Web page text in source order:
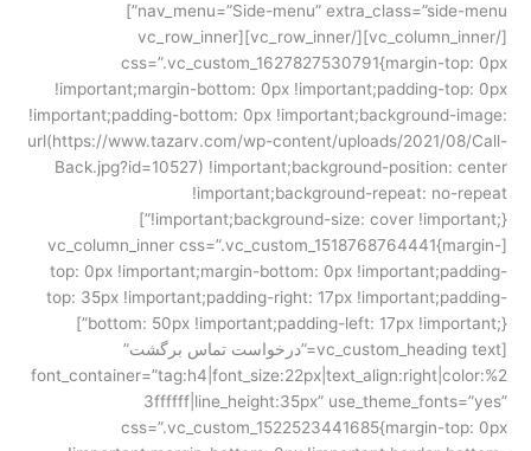
nav_menu=”Side-menu” extra_class=”side-menu”]
[/vc_column_inner][/vc_row_inner][vc_row_inner
css=”.vc_custom_1627827530791{margin-top: 0px
!important;margin-bottom: 0px !important;padding-top: 0px
!important;padding-bottom: 0px !important;background-image:
url(https://www.tazarv.com/wp-content/uploads/2021/08/Call-
Back.jpg?id=10527) !important;background-position: center
!important;background-repeat: no-repeat
!important;background-size: cover !important;}”]
[vc_column_inner css=”.vc_custom_1518768764441{margin-
top: 0px !important;margin-bottom: 0px !important;padding-
top: 35px !important;padding-right: 17px !important;padding-
bottom: 50px !important;padding-left: 17px !important;}”]
[vc_custom_heading text=”درخواست تماس برگشت”
font_container=”tag:h4|font_size:22px|text_align:right|color:%2
3ffffff|line_height:35px” use_theme_fonts=”yes”
css=”.vc_custom_1522523441685{margin-top: 0px